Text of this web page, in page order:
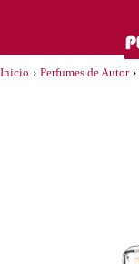
Inicio › Perfumes de Autor ›